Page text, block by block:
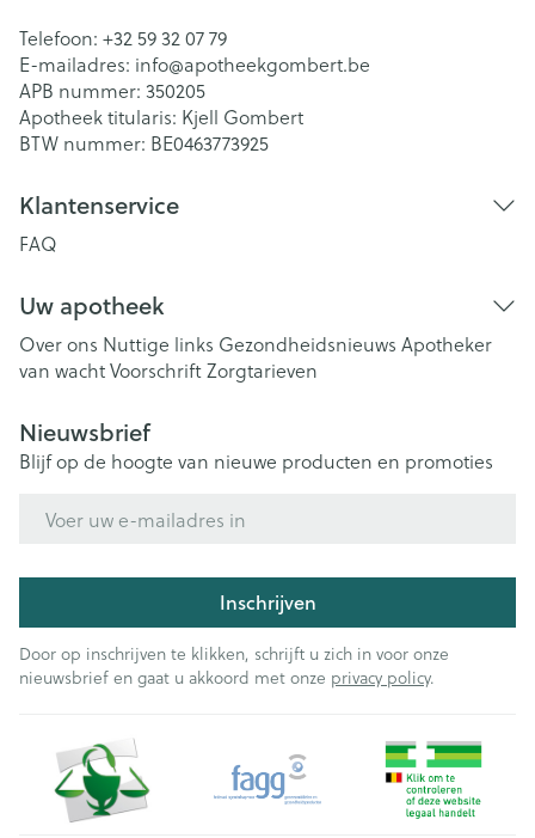
Telefoon: +32 59 32 07 79
E-mailadres: info@apotheekgombert.be
APB nummer: 350205
Apotheek titularis: Kjell Gombert
BTW nummer: BE0463773925
Klantenservice
FAQ
Uw apotheek
Over ons Nuttige links Gezondheidsnieuws Apotheker
van wachtVoorschriftZorgtarieven
Nieuwsbrief
Blijf op de hoogte van nieuwe producten en promoties
Inschrijven
Door op inschrijven te klikken, schrijft u zich in voor onze
nieuwsbrief en gaat u akkoord met onze privacy policy.